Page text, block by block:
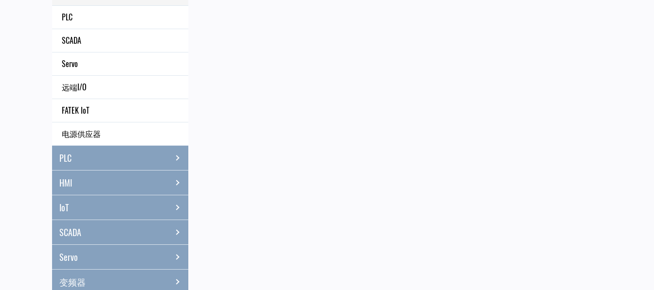
PLC
SCADA
Servo
远端I/O
FATEK IoT
电源供应器
PLC
HMI
IoT
SCADA
Servo
变频器